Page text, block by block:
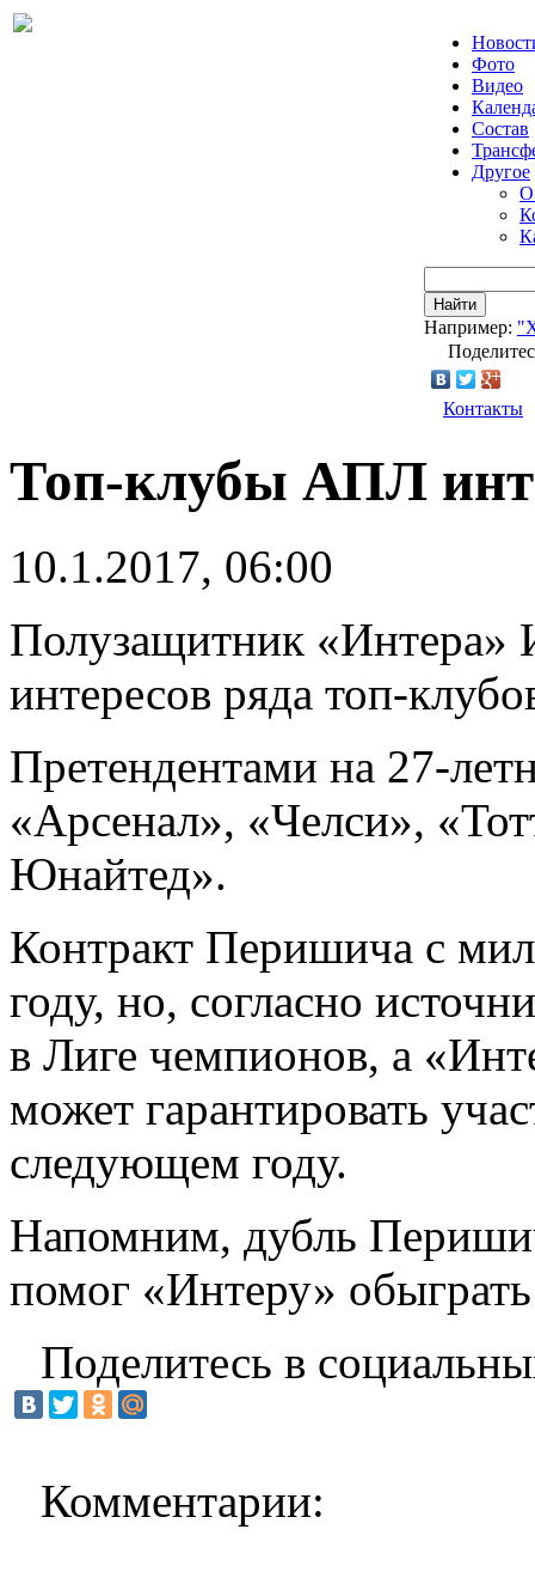
Фото
Видео
Состав
Другое
О
Найти
Например:
Контакты
Топ-клубы АПЛ
10.1.2017, 06:00
Полузащитник «Интера»
интересов ряда топ-
Претендентами на 27-
«Арсенал», «Челси»,
Юнайтед».
Контракт Перишича с
году, но, согласно
в Лиге чемпионов, а
может гарантировать
следующем году.
Напомним, дубль
помог «Интеру»
Поделитесь в
Комментарии: